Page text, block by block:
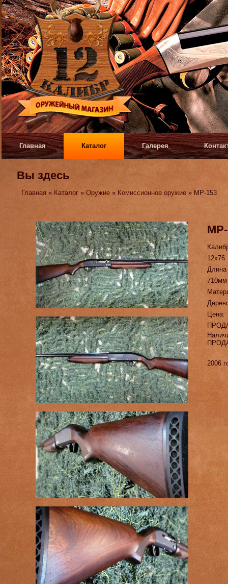
Главная Каталог Галерея
Вы здесь
Главная » Каталог »Оружие » Комиссионное оружие » МР-153
МР-
12х76
710мм
Цена:
2006